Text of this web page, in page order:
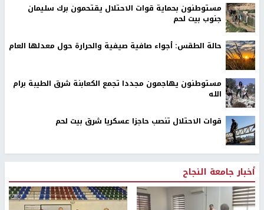
مستوطنون بحماية قوات الاحتلال يقتحمون برك سليمان
جنوب بيت لحم
حالة الطقس: أجواء صافية صيفية والحرارة حول معدلها العام
مستوطنون يهاجمون مجددا تجمع الكعابنة شرق الطيبة برام
الله
قوات الاحتلال تنصب حاجزا عسكريا شرق بيت لحم
أخبار جامعة النجاح